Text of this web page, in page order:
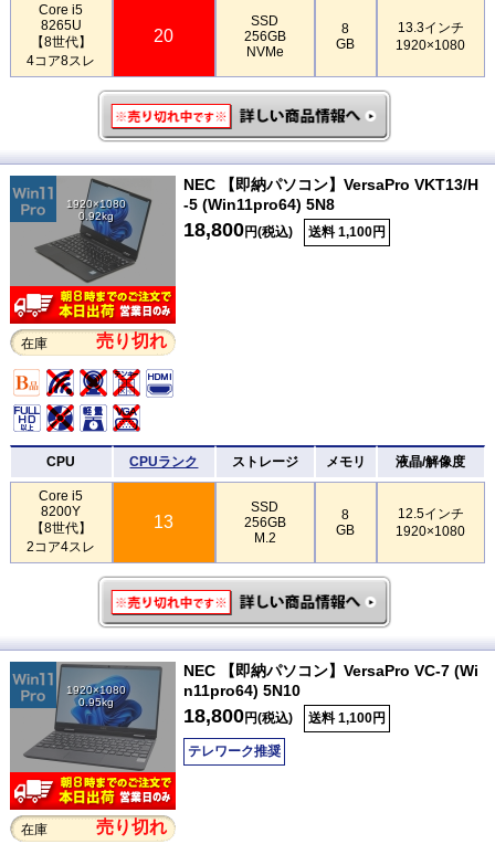
Core i5
8265U
【8世代】
4コア8スレ
20
SSD
256GB
NVMe
8
GB
13.3インチ
1920×1080
1920×1080
0.92kg
在庫 売り切れ
NEC 【即納パソコン】VersaPro VKT13/H
-5 (Win11pro64) 5N8
18,800円(税込) 送料 1,100円
CPU CPUランク ストレージ メモリ 液晶/解像度
Core i5
8200Y
【8世代】
2コア4スレ
13
SSD
256GB
M.2
8
GB
12.5インチ
1920×1080
1920×1080
0.95kg
在庫 売り切れ
NEC 【即納パソコン】VersaPro VC-7 (Wi
n11pro64) 5N10
18,800円(税込) 送料 1,100円
テレワーク推奨